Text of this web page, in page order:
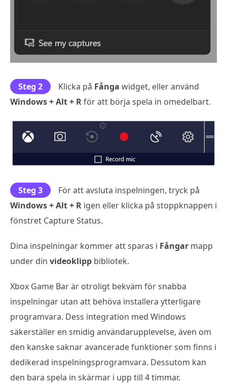
Steg 2 Klicka på Fånga widget, eller använd
Windows + Alt + Rför att börja spela in omedelbart.
Steg 3
För att avsluta inspelningen, tryck på
Windows + Alt + R igen eller klicka på stoppknappen i
fönstret Capture Status.
Dina inspelningar kommer att sparas i Fångar mapp
under din videoklipp bibliotek.
Xbox Game Bar är otroligt bekväm för snabba
inspelningar utan att behöva installera ytterligare
programvara. Dess integration med Windows
säkerställer en smidig användarupplevelse, även om
den kanske saknar avancerade funktioner som finns i
dedikerad inspelningsprogramvara. Dessutom kan
den bara spela in skärmar i upp till 4 timmar.